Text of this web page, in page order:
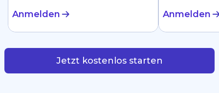
Anmelden Anmelden
Jetzt kostenlos starten